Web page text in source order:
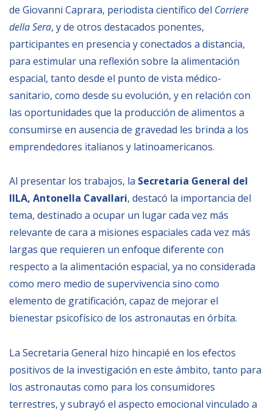
Vídeos
Audios
BIBLIOTECA
Biblioteca
Publicaciones
Convocatorias
Becas
Alta Formación
Para las empresas
Registro de proveedores
Contratos/Acuerdos/Grant
NEWSLETTER
de Giovanni Caprara, periodista científico del Corriere
della Sera, y de otros destacados ponentes,
participantes en presencia y conectados a distancia,
para estimular una reflexión sobre la alimentación
espacial, tanto desde el punto de vista médico-
sanitario, como desde su evolución, y en relación con
las oportunidades que la producción de alimentos a
consumirse en ausencia de gravedad les brinda a los
emprendedores italianos y latinoamericanos.
Al presentar los trabajos, la Secretaria General del
IILA, Antonella Cavallari, destacó la importancia del
tema, destinado a ocupar un lugar cada vez más
relevante de cara a misiones espaciales cada vez más
largas que requieren un enfoque diferente con
respecto a la alimentación espacial, ya no considerada
como mero medio de supervivencia sino como
elemento de gratificación, capaz de mejorar el
bienestar psicofísico de los astronautas en órbita.
La Secretaria General hizo hincapié en los efectos
positivos de la investigación en este ámbito, tanto para
los astronautas como para los consumidores
terrestres, y subrayó el aspecto emocional vinculado a